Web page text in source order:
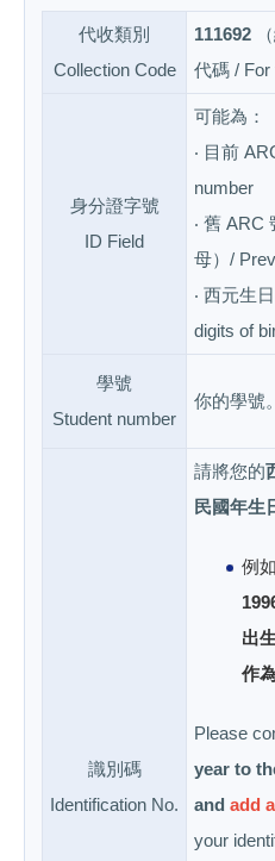
代收類別
Collection Code
111692
代碼 / For
身分證字號
ID Field
可能為：
‧ 目前
number
‧ 舊 ARC
母）/
‧ 西元生
digits of
學號
Student number
你的學號
識別碼
Identification No.
請將您的
民國年生
例
出
作
Please
year to
and add
your